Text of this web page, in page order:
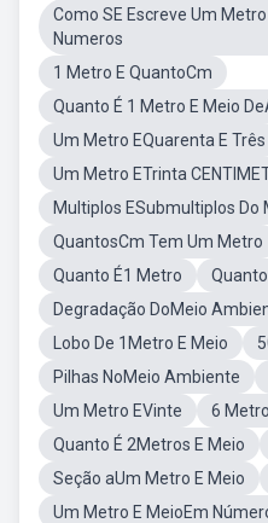
Como SE Escreve Um
Numeros
1 Metro E QuantoCm
Quanto É 1 Metro E Meio
Um Metro EQuarenta E Três
Um Metro ETrinta
Multiplos ESubmultiplos Do
QuantosCm Tem Um Metro
Quanto É1 Metro
Degradação DoMeio
Lobo De 1Metro E Meio
Pilhas NoMeio Ambiente
Um Metro EVinte
6
Quanto É 2Metros E Meio
Seção aUm Metro E Meio
Um Metro E MeioEm